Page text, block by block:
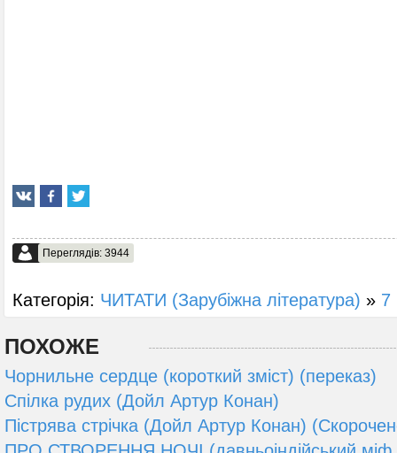
Переглядів: 3944
Категорія: ЧИТАТИ (Зарубіжна література) » 7
ПОХОЖЕ
Чорнильне сердце (короткий зміст) (переказ)
Спілка рудих (Дойл Артур Конан)
Пістрява стрічка (Дойл Артур Конан)